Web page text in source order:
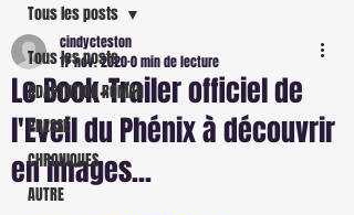
Tous les posts
ADAPTATION ROMAN
PRESSE
CHRONIQUES
AUTRE
Tous les posts
Le Book-Trailer officiel de
l'Eveil du Phénix à découvrir
en images...
cindycteston
17 nov. 20200 min de lecture